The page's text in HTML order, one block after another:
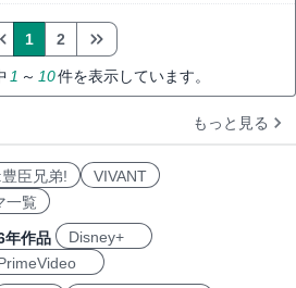
1 ～ 10件を表示しています。
1 2
もっと見る
臣兄弟!
VIVANT
一覧
作品
Disney+